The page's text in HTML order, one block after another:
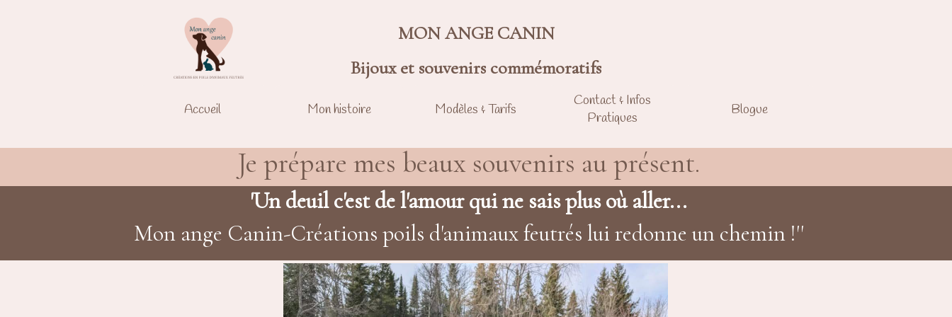
MON ANGE CANIN
Bijoux et souvenirs commémoratifs
Accueil Mon histoire Modèles & Tarifs
Contact & Infos
Pratiques
Blogue
Je prépare mes beaux souvenirs au présent.
'Un deuil c'est de l'amour qui ne sais plus où aller...
Mon ange Canin-Créations poils d'animaux feutrés lui redonne un chemin !''